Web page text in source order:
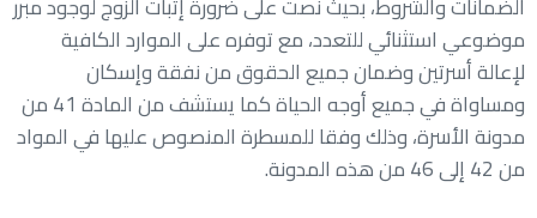
موضوعي استثنائي للتعدد، مع توفره على الموارد الكافية
لإعالة أسرتين وضمان جميع الحقوق من نفقة وإسكان
ومساواة في جميع أوجه الحياة كما يستشف من المادة 41 من
مدونة الأسرة، وذلك وفقا للمسطرة المنصوص عليها في المواد
من 42 إلى 46 من هذه المدونة.